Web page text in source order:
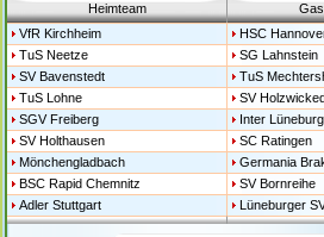
Heimteam
VfR Kirchheim
HSC
TuS Neetze
SG Lahnstein
SV Bavenstedt
TuS
TuS Lohne
SV
SGV Freiberg
Inter Lüneburg
SV Holthausen
SC Ratingen
Mönchengladbach
Germania
BSC Rapid Chemnitz
SV Bornreihe
Adler Stuttgart
Lüneburger